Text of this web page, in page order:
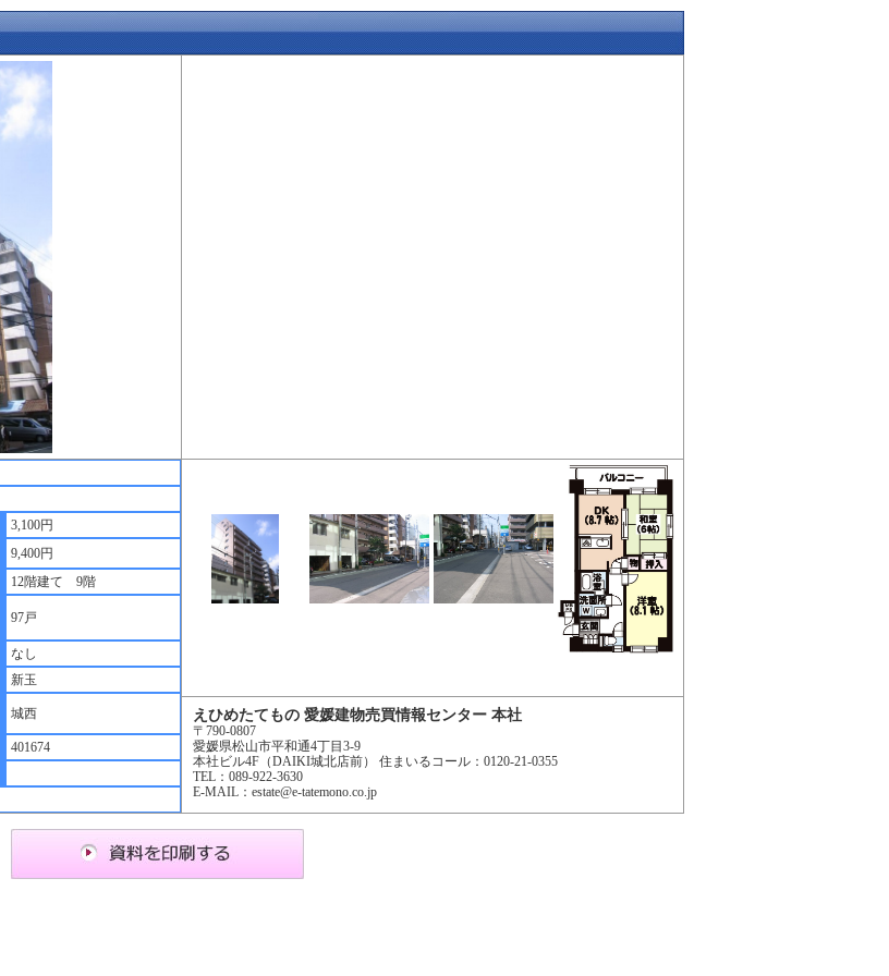
3,100円
9,400円
12階建て 9階
97戸
なし
新玉
城西
401674
えひめたてもの 愛媛建物売買情報センター 本社
〒790-0807
愛媛県松山市平和通4丁目3-9
本社ビル4F（DAIKI城北店前） 住まいるコール：0120-21-0355
TEL：089-922-3630
E-MAIL：estate@e-tatemono.co.jp